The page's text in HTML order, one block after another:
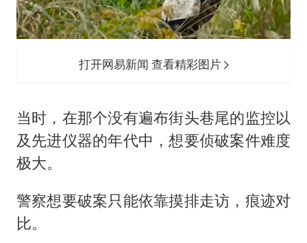
打开网易新闻 查看精彩图片
当时，在那个没有遍布街头巷尾的监控以
及先进仪器的年代中，想要侦破案件难度
极大。
警察想要破案只能依靠摸排走访，痕迹对
比。